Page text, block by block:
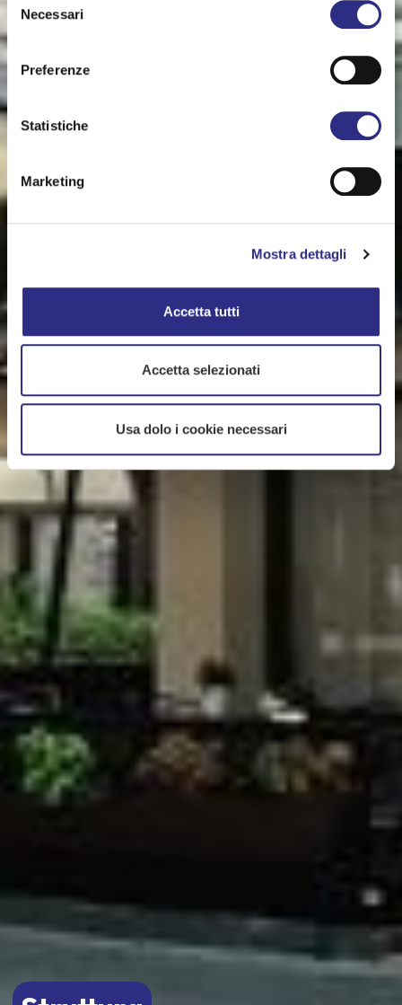
del
consenso
Necessari
Preferenze
Statistiche
Marketing
Mostra dettagli
Accetta tutti
Accetta selezionati
Usa dolo i cookie necessari